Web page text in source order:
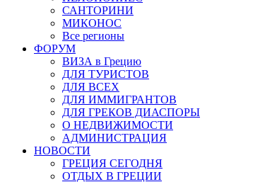
САНТОРИНИ
МИКОНОС
Все регионы
ФОРУМ
ВИЗА в Грецию
ДЛЯ ТУРИСТОВ
ДЛЯ ВСЕХ
ДЛЯ ИММИГРАНТОВ
ДЛЯ ГРЕКОВ ДИАСПОРЫ
О НЕДВИЖИМОСТИ
АДМИНИСТРАЦИЯ
НОВОСТИ
ГРЕЦИЯ СЕГОДНЯ
ОТДЫХ В ГРЕЦИИ